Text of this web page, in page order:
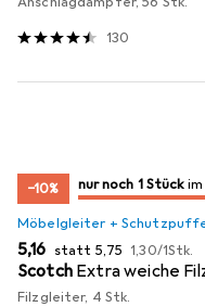
130
−10% noch 1 Stückim
nur noch 1 Stück im
Möbelgleiter +
EUR
5,16 statt EUR
5,75 EUR
1,30/1Stk.
Scotch Extra weiche
Filzgleiter, 4 Stk.